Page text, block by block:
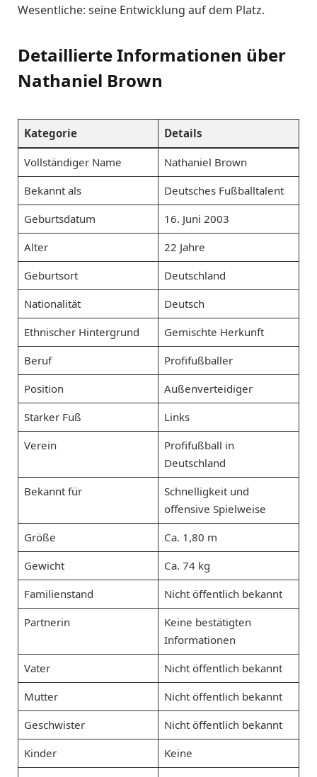
Wesentliche: seine Entwicklung auf dem Platz.
Detaillierte Informationen über
Nathaniel Brown
Kategorie Details
Vollständiger Name
Nathaniel Brown
Bekannt als
Deutsches Fußballtalent
Geburtsdatum
16. Juni 2003
Alter
22 Jahre
Geburtsort
Deutschland
Nationalität
Deutsch
Ethnischer Hintergrund
Gemischte Herkunft
Beruf
Profifußballer
Position
Außenverteidiger
Starker Fuß
Links
Verein
Profifußball in
Deutschland
Bekannt für
Schnelligkeit und
offensive Spielweise
Größe
Ca. 1,80 m
Gewicht
Ca. 74 kg
Familienstand
Nicht öffentlich bekannt
Partnerin
Keine bestätigten
Informationen
Vater
Nicht öffentlich bekannt
Mutter
Nicht öffentlich bekannt
Geschwister
Nicht öffentlich bekannt
Kinder
Keine